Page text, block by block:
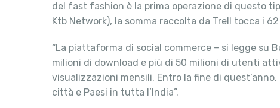
del fast fashion è la prima operazione di questo
Ktb Network), la somma raccolta da Trell tocca i
“La piattaforma di social commerce – si legge su
milioni di download e più di 50 milioni di utenti
visualizzazioni mensili. Entro la fine di
città e Paesi in tutta l’India”.